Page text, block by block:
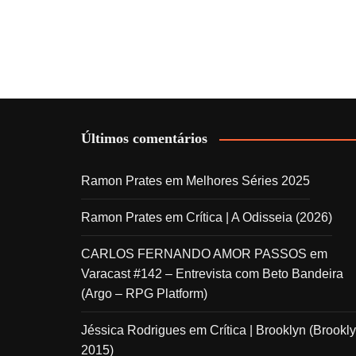
Últimos comentários
Ramon Prates em Melhores Séries 2025
Ramon Prates em Crítica | A Odisseia (2026)
CARLOS FERNANDO AMOR PASSOS em
Varacast #142 – Entrevista com Beto Bandeira
(Argo – RPG Platform)
Jéssica Rodrigues em Crítica | Brooklyn
2015)